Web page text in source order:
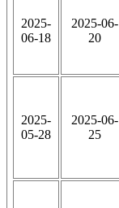
2025-
06-18
2025-06-
20
2025-
05-28
2025-06-
25